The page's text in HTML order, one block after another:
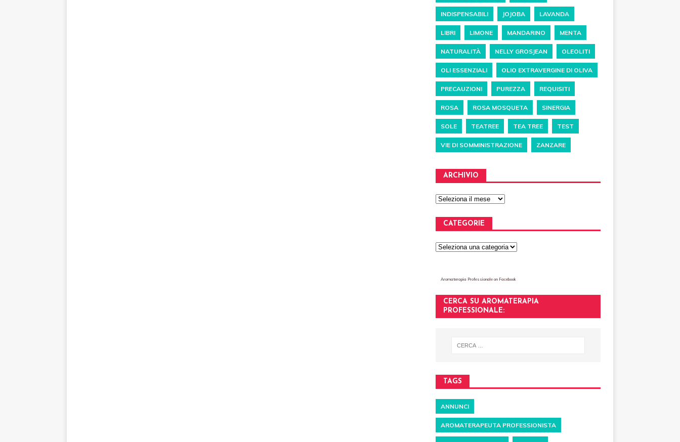
INDISPENSABILI JOJOBA LAVANDA
LIBRI LIMONE MANDARINO MENTA
NATURALITÀ NELLY GROSJEAN OLEOLITI
OLI ESSENZIALI OLIO EXTRAVERGINE DI OLIVA
PRECAUZIONI PUREZZA REQUISITI
ROSA ROSA MOSQUETA SINERGIA
SOLE TEATREE TEA TREE TEST
VIE DI SOMMINISTRAZIONE ZANZARE
ARCHIVIO
CATEGORIE
Aromaterapia Professionaleon Facebook
CERCA SU AROMATERAPIA
PROFESSIONALE:
TAGS
ANNUNCI
AROMATERAPEUTA PROFESSIONISTA